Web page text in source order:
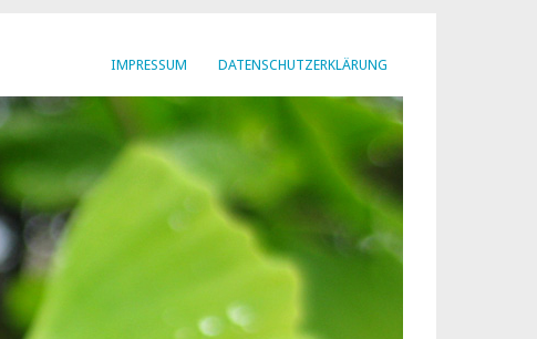
IMPRESSUM DATENSCHUTZERKLÄRUNG